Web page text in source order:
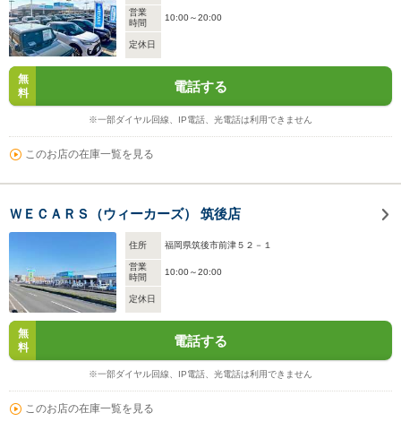
営業
時間
10:00～20:00
定休日
無
料
電話する
※一部ダイヤル回線、IP電話、光電話は利用できません
このお店の在庫一覧を見る
ＷＥＣＡＲＳ（ウィーカーズ） 筑後店
住所 福岡県筑後市前津５２－１
営業
時間
10:00～20:00
定休日
無
料
電話する
※一部ダイヤル回線、IP電話、光電話は利用できません
このお店の在庫一覧を見る